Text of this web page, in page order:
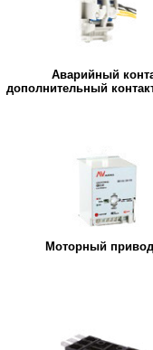
Аварийный
дополнительный
Моторный привод